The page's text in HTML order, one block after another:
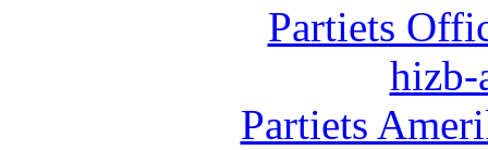
Partiets
hizb-
Partiets